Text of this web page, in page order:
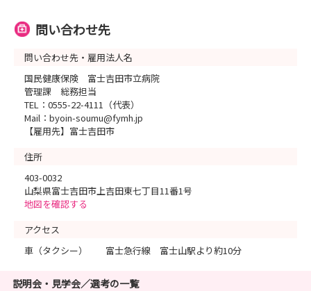
問い合わせ先
問い合わせ先・雇用法人名
国民健康保険 富士吉田市立病院
管理課 総務担当
TEL：0555-22-4111（代表）
Mail：byoin-soumu@fymh.jp
【雇用先】富士吉田市
住所
403-0032
山梨県富士吉田市上吉田東七丁目11番1号
地図を確認する
アクセス
車（タクシー） 富士急行線 富士山駅より約10分
説明会・見学会／選考の一覧